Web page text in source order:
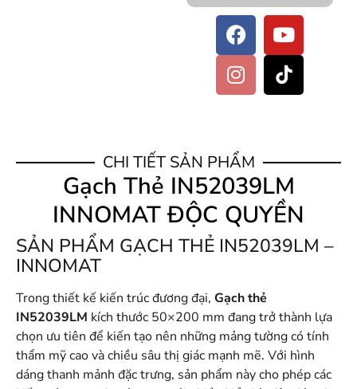
CHI TIẾT SẢN PHẨM
Gạch Thẻ IN52039LM
INNOMAT ĐỘC QUYỀN
SẢN PHẨM GẠCH THẺ IN52039LM –
INNOMAT
Trong thiết kế kiến trúc đương đại, Gạch thẻ
IN52039LM kích thước 50×200 mm đang trở thành lựa
chọn ưu tiên để kiến tạo nên những mảng tường có tính
thẩm mỹ cao và chiều sâu thị giác mạnh mẽ. Với hình
dáng thanh mảnh đặc trưng, sản phẩm này cho phép các